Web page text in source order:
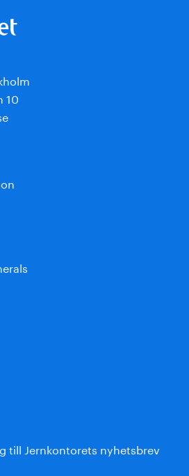
10
till Jernkontorets nyhetsbrev